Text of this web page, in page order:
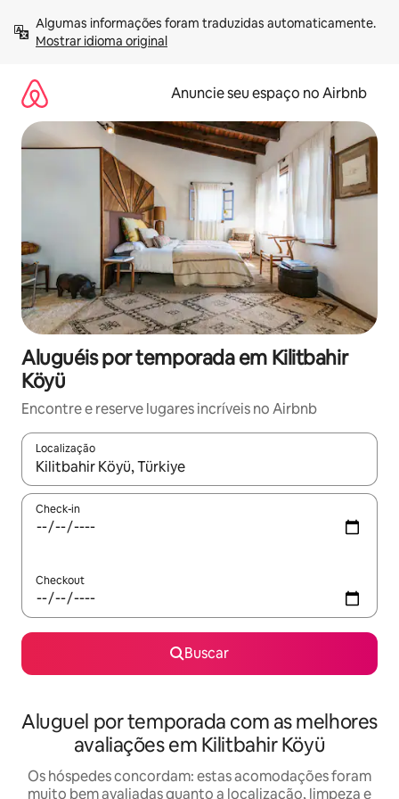
para
Mostrar idioma original
Anuncie seu espaço no Airbnb
Aluguéis por temporada em Kilitbahir
Köyü
Encontre e reserve lugares incríveis no Airbnb
Localização
Quando os resultados estiverem disponíveis, explore-os
Check-in
Checkout
Buscar
Aluguel por temporada com as melhores
avaliações em Kilitbahir Köyü
Os hóspedes concordam: estas acomodações foram
muito bem avaliadas quanto a localização, limpeza e